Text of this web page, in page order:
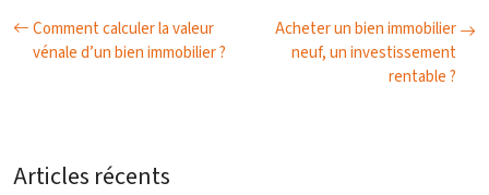
Comment calculer la valeur
vénale d’un bien immobilier ?
Acheter un bien immobilier
neuf, un investissement
rentable ?
Articles récents